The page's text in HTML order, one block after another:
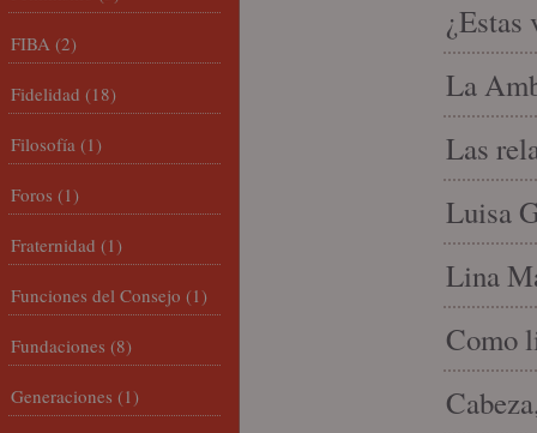
¿Estas
La
Las
Luisa
Lina
Como
FIBA (2)
Fidelidad (18)
Filosofía (1)
Foros (1)
Fraternidad (1)
Funciones del Consejo (1)
Fundaciones (8)
Generaciones (1)